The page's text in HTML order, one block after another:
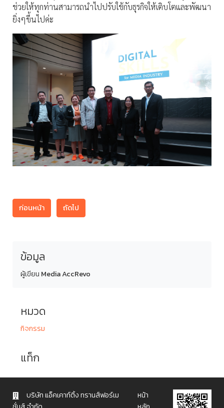
ช่วยให้ทุกท่านสามารถนำไปปรับใช้กับธุรกิจให้เติบโตและพัฒนา
ยิ่งๆขึ้นไปค่ะ
ก่อนหน้า ถัดไป
ข้อมูล
ผู้เขียน Media AccRevo
หมวด
กิจกรรม
แท็ก
บริษัท แอ็คเคาท์ติ้ง ทรานส์ฟอร์เม
หน้า